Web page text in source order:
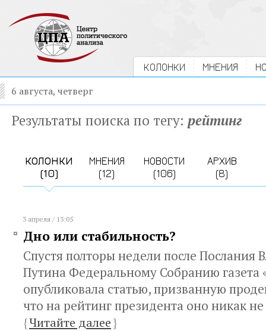
КОЛОНКИ МНЕНИЯ
6 августа, четверг
Результаты поиска по тегу: рейтинг
КОЛОНКИ
(10)
МНЕНИЯ
(12)
НОВОСТИ
(106)
АРХИВ
(8)
3 апреля / 13:05
Дно или стабильность?
Спустя полторы недели после Послания
Путина Федеральному Собранию газета
опубликовала статью, призванную
что на рейтинг президента оно никак
{Читайте далее}